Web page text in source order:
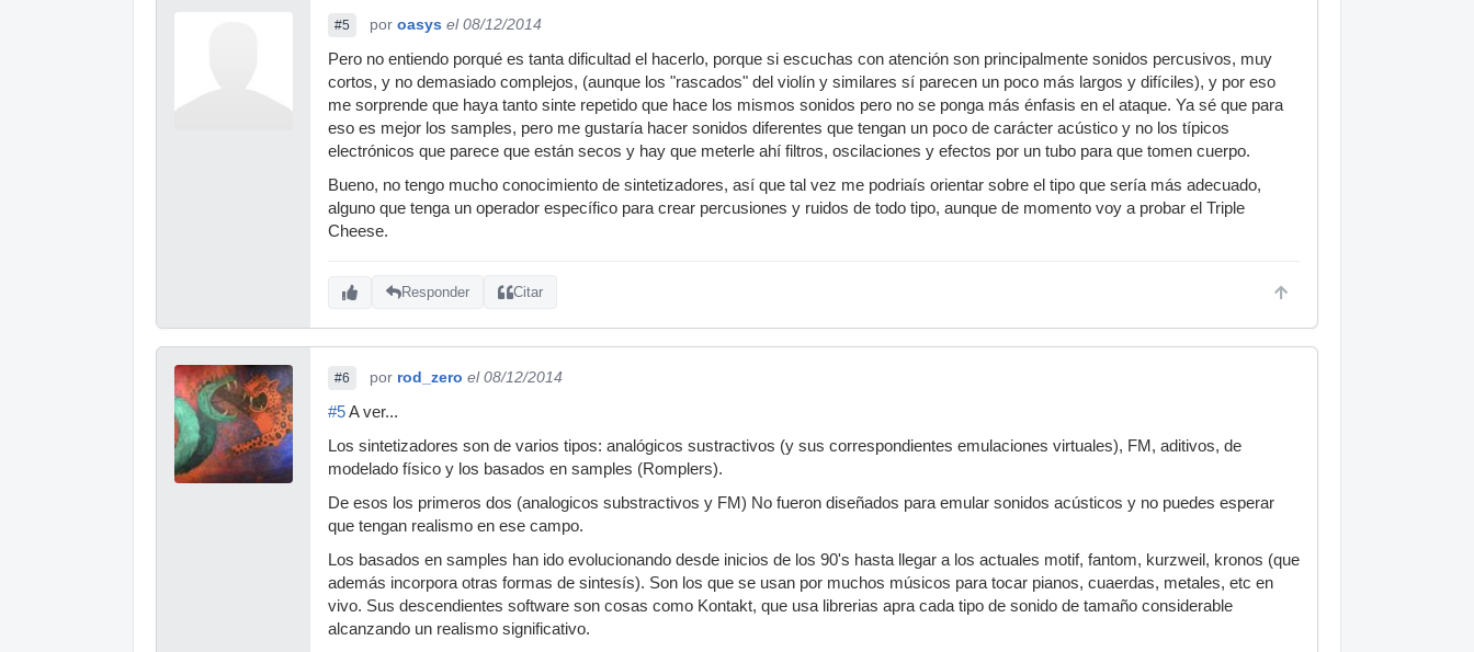
#5 por oasys el 08/12/2014
Pero no entiendo porqué es tanta dificultad el hacerlo, porque si escuchas con atención son principalmente sonidos percusivos, muy
cortos, y no demasiado complejos, (aunque los "rascados" del violín y similares sí parecen un poco más largos y difíciles), y por eso
me sorprende que haya tanto sinte repetido que hace los mismos sonidos pero no se ponga más énfasis en el ataque. Ya sé que para
eso es mejor los samples, pero me gustaría hacer sonidos diferentes que tengan un poco de carácter acústico y no los típicos
electrónicos que parece que están secos y hay que meterle ahí filtros, oscilaciones y efectos por un tubo para que tomen cuerpo.
Bueno, no tengo mucho conocimiento de sintetizadores, así que tal vez me podriaís orientar sobre el tipo que sería más adecuado,
alguno que tenga un operador específico para crear percusiones y ruidos de todo tipo, aunque de momento voy a probar el Triple
Cheese.
Responder Citar
#6 por rod_zero el 08/12/2014
#5A ver...
Los sintetizadores son de varios tipos: analógicos sustractivos (y sus correspondientes emulaciones virtuales), FM, aditivos, de
modelado físico y los basados en samples (Romplers).
De esos los primeros dos (analogicos substractivos y FM) No fueron diseñados para emular sonidos acústicos y no puedes esperar
que tengan realismo en ese campo.
Los basados en samples han ido evolucionando desde inicios de los 90's hasta llegar a los actuales motif, fantom, kurzweil, kronos (que
además incorpora otras formas de sintesís). Son los que se usan por muchos músicos para tocar pianos, cuaerdas, metales, etc en
vivo. Sus descendientes software son cosas como Kontakt, que usa librerias apra cada tipo de sonido de tamaño considerable
alcanzando un realismo significativo.